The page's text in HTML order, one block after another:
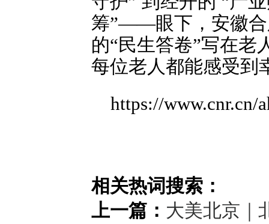
筹”——眼下，安徽合
的“民生答卷”写在老
每位老人都能感受到
https://www.cnr.cn/
相关热词搜索：
上一篇： 大美北京｜